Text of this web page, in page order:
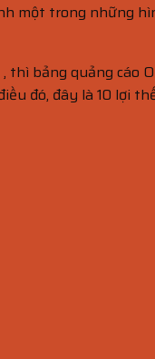
một trong những
thì bảng quảng cáo
đó, đây là 10 lợi